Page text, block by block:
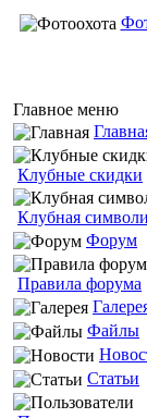
Главное меню
Клубные скидки
Клубная
Форум
Правила форума
Файлы
Статьи